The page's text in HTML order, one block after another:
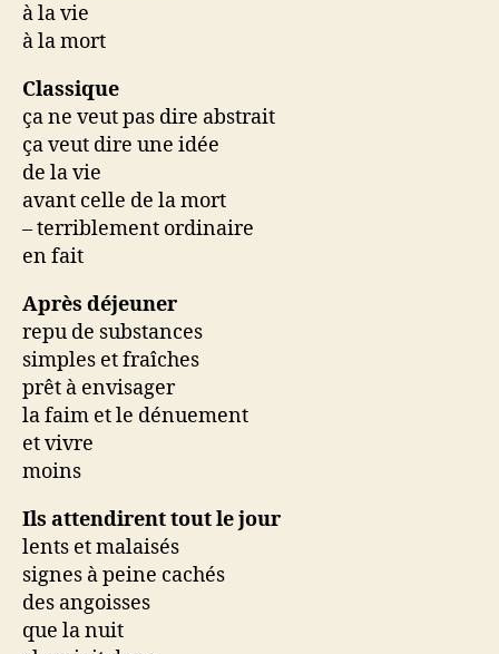
à la vie
à la mort
Classique
ça ne veut pas dire abstrait
ça veut dire une idée
de la vie
avant celle de la mort
– terriblement ordinaire
en fait
Après déjeuner
repu de substances
simples et fraîches
prêt à envisager
la faim et le dénuement
et vivre
moins
Ils attendirent tout le jour
lents et malaisés
signes à peine cachés
des angoisses
que la nuit